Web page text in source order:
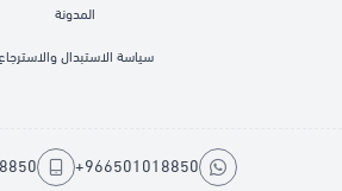
المدونة
سياسة الاستبدال
+966501018850